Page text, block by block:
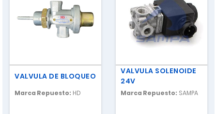
VALVULA DE BLOQUEO
Marca Repuesto: HD
VALVULA SOLENOIDE
24V
Marca Repuesto: SAMPA